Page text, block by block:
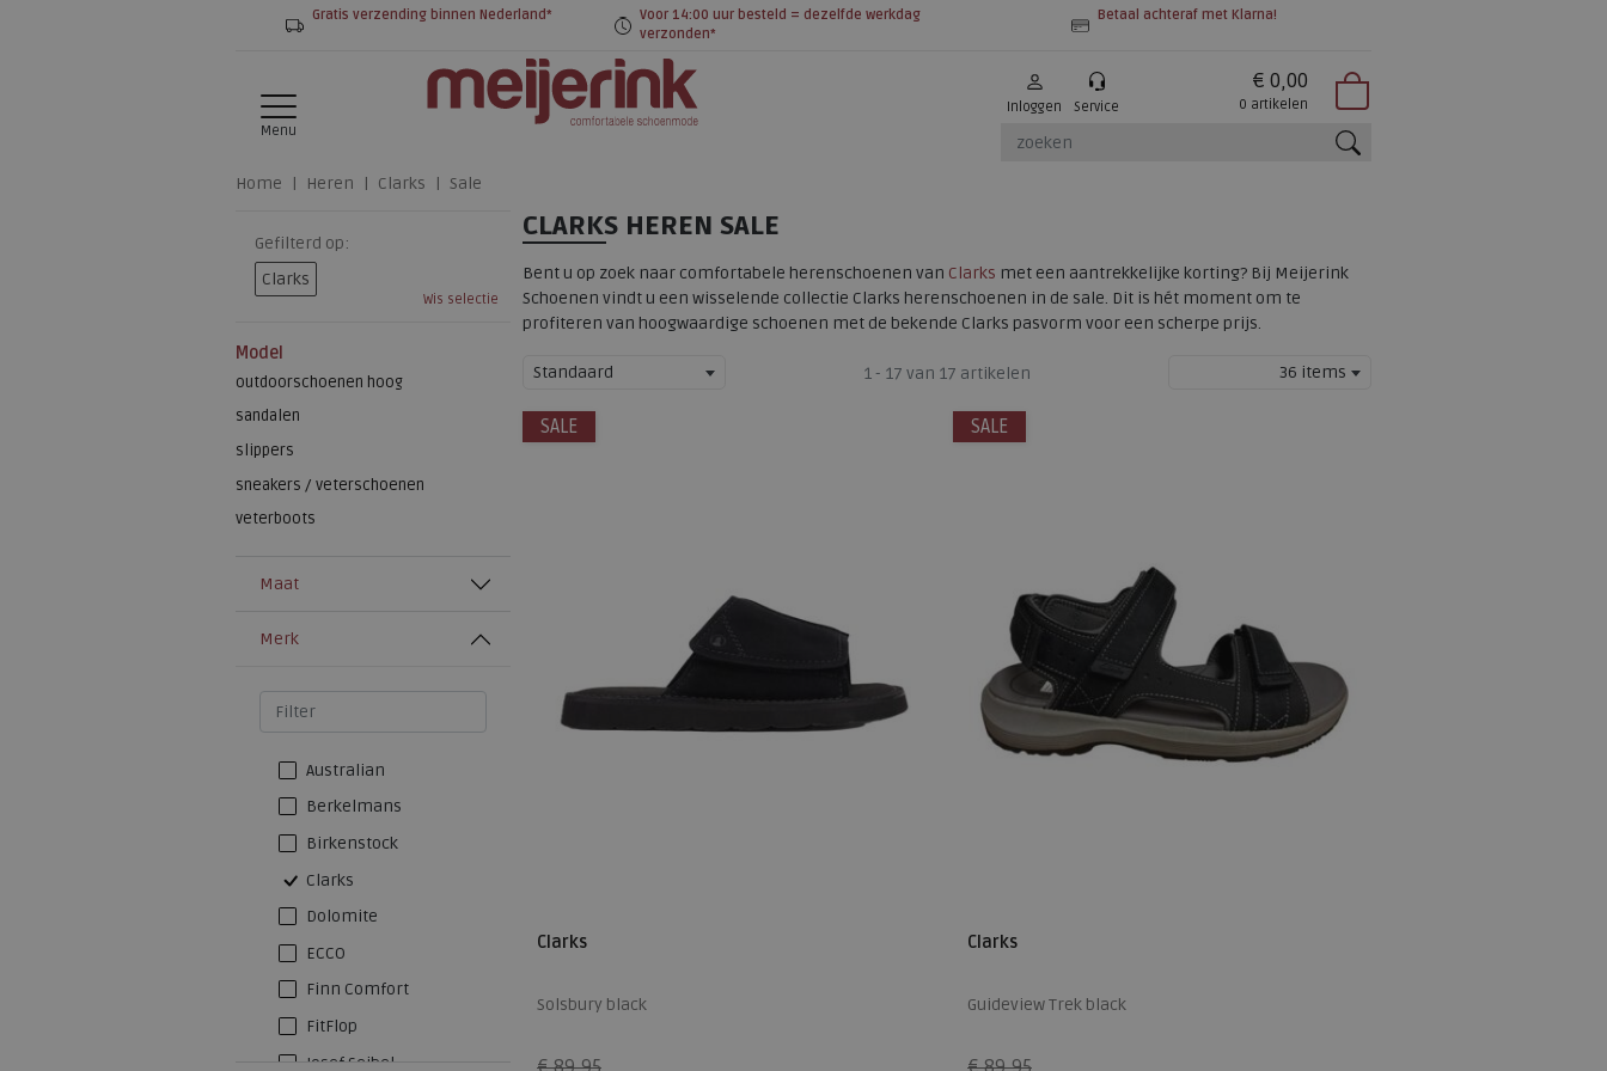
Gratis verzending binnen Nederland*
Voor 14:00 uur besteld = dezelfde werkdag
verzonden*
Betaal achteraf met Klarna!
Menu
Inloggen Service
€ 0,00
0 artikelen
Home Heren Clarks Sale
Gefilterd op:
Clarks
Wis selectie
Model
outdoorschoenen hoog
sandalen
slippers
sneakers / veterschoenen
veterboots
Maat
Merk
Australian
Berkelmans
Birkenstock
Clarks
Dolomite
ECCO
Finn Comfort
FitFlop
Josef Seibel
CLARKS HEREN SALE
Bent u op zoek naar comfortabele herenschoenen van Clarks met een aantrekkelijke korting? Bij Meijerink
Schoenen vindt u een wisselende collectie Clarks herenschoenen in de sale. Dit is hét moment om te
profiteren van hoogwaardige schoenen met de bekende Clarks pasvorm voor een scherpe prijs.
Standaard 1 - 17 van 17 artikelen 36 items
SALE
Clarks
Solsbury black
SALE
Clarks
Guideview Trek black